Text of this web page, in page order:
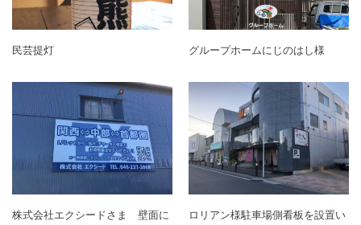
民芸提灯 グループホームにじのはし様
株式会社エクシードさま 壁面に
ロリアン様駐車場側看板を設置い